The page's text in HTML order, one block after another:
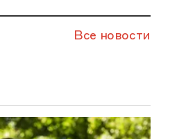
Все новости